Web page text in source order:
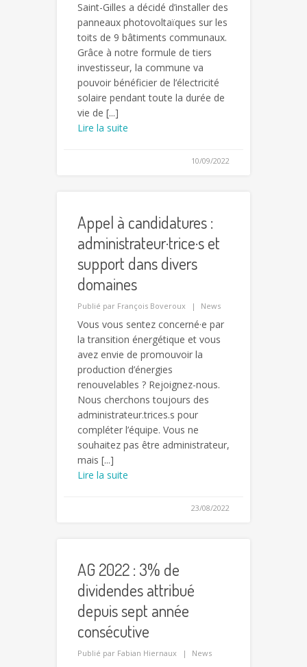
Saint-Gilles a décidé d’installer des
panneaux photovoltaïques sur les
toits de 9 bâtiments communaux.
Grâce à notre formule de tiers
investisseur, la commune va
pouvoir bénéficier de l’électricité
solaire pendant toute la durée de
vie de [...]
Lire la suite
10/09/2022
Appel à candidatures :
administrateur·trice·s et
support dans divers
domaines
Publié par François Boveroux News
Vous vous sentez concerné·e par
la transition énergétique et vous
avez envie de promouvoir la
production d’énergies
renouvelables ? Rejoignez-nous.
Nous cherchons toujours des
administrateur.trices.s pour
compléter l’équipe. Vous ne
souhaitez pas être administrateur,
mais [...]
Lire la suite
23/08/2022
AG 2022 : 3% de
dividendes attribué
depuis sept année
consécutive
Publié par Fabian Hiernaux News